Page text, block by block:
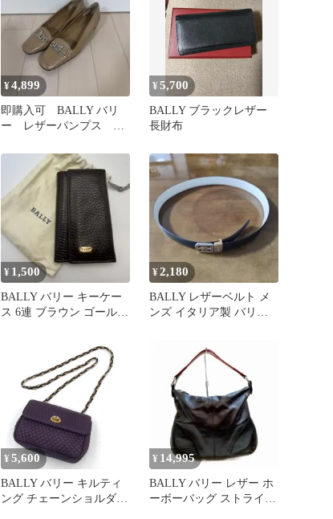
¥4,899
即購入可 BALLY バリ
ー レザーパンプス ス
¥5,700
BALLY ブラックレザー
長財布
¥ 1,500
BALLY バリー キーケー
ス 6連 ブラウン ゴールド
¥2,180
BALLY レザーベルト メ
ンズ イタリア製 バリー
¥ 5,600
BALLY バリー キルティ
ング チェーンショルダー
¥ 14,995
BALLY バリー レザー ホ
ーボーバッグ ストライプ